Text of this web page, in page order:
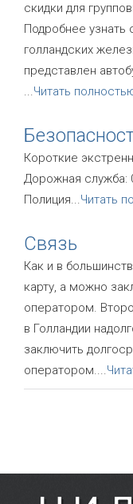
скидки для
Подробнее узнать
голландских
представлен
...Читать
Короткие
Дорожная служба:
Полиция...Читать
Связь
Как и в
карту, а можно
оператором.
в Голландии
заключить
оператором....